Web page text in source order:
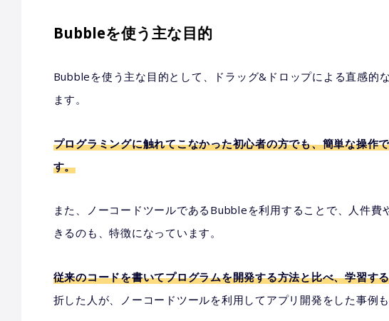
Bubbleを使う主な目的
Bubbleを使う主な目的として、ドラッグ&ドロップによる直感的
ます。
プログラミングに触れてこなかった初心者の方でも、簡単な操作
す。
また、ノーコードツールであるBubbleを利用することで、人件費
きるのも、特徴になっています。
従来のコードを書いてプログラムを開発する方法と比べ、学習す
折した人が、ノーコードツールを利用してアプリ開発をした事例も